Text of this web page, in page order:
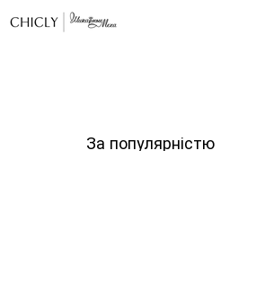
За популярністю